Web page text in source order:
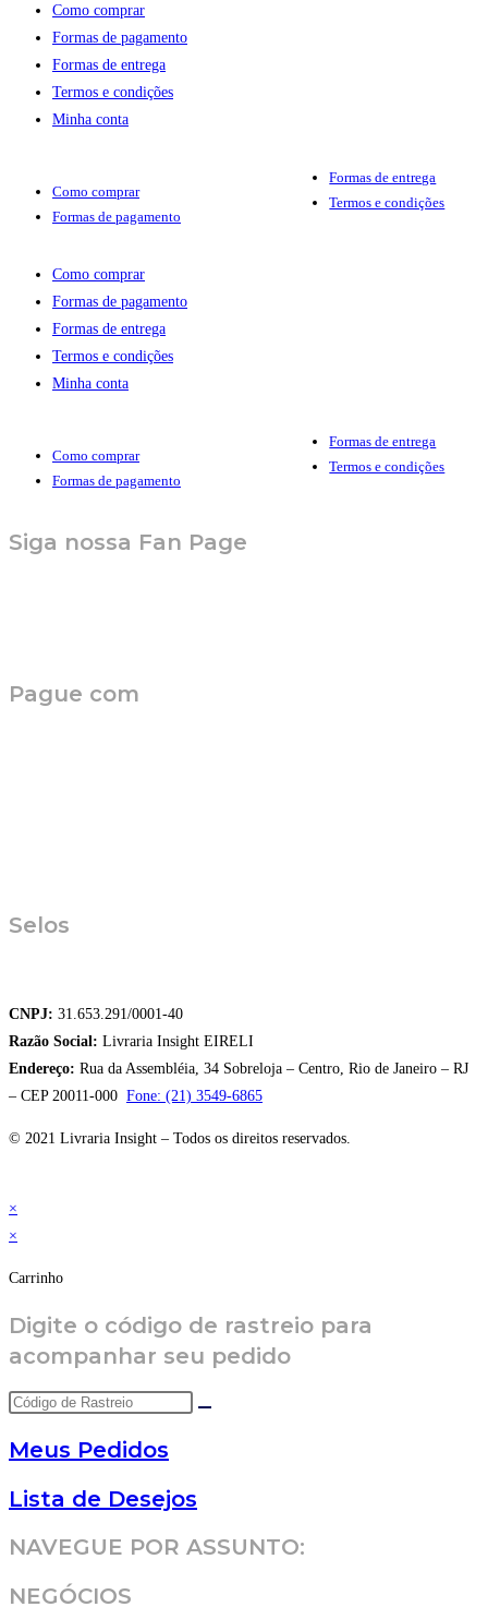
Como comprar
Formas de pagamento
Formas de entrega
Termos e condições
Minha conta
Como comprar
Formas de pagamento
Formas de entrega
Termos e condições
Como comprar
Formas de pagamento
Formas de entrega
Termos e condições
Minha conta
Como comprar
Formas de pagamento
Formas de entrega
Termos e condições
Siga nossa Fan Page
Pague com
Selos
CNPJ: 31.653.291/0001-40
Razão Social: Livraria Insight EIRELI
Endereço: Rua da Assembléia, 34 Sobreloja – Centro, Rio de Janeiro – RJ
– CEP 20011-000 Fone: (21) 3549-6865
© 2021 Livraria Insight – Todos os direitos reservados.
×
×
Carrinho
Digite o código de rastreio para
acompanhar seu pedido
Meus Pedidos
Lista de Desejos
NAVEGUE POR ASSUNTO:
NEGÓCIOS